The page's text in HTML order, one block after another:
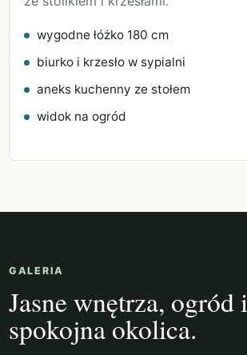
wygodne łóżko 180 cm
biurko i krzesło w sypialni
aneks kuchenny ze stołem
widok na ogród
GALERIA
Jasne wnętrza, ogród i
spokojna okolica.